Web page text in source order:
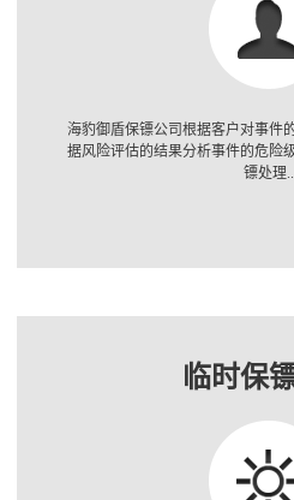
海豹御盾保镖公司根据客户对事件
据风险评估的结果分析事件的危险
镖处理..
临时保